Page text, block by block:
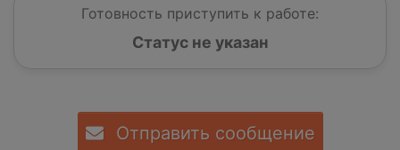
Готовность приступить к работе:
Статус не указан
Отправить сообщение